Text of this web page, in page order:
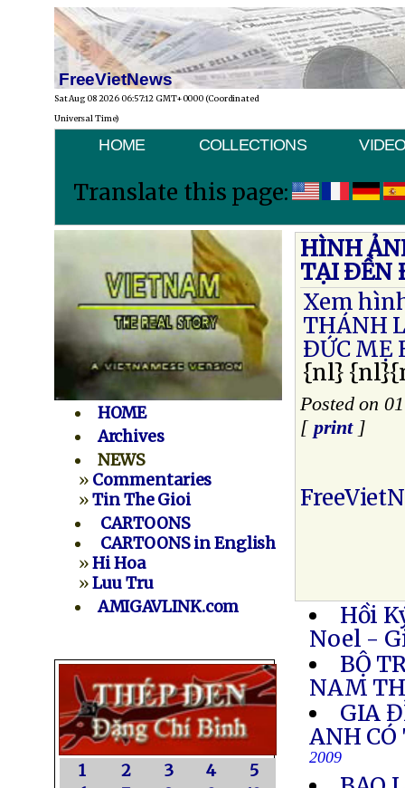
FreeVietNews
Sat Aug 08 2026 06:57:12 GMT+0000 (Coordinated
Universal Time)
HOME COLLECTIONS
Translate this page:
HOME
Archives
NEWS
» Commentaries
»Tin The Gioi
CARTOONS
CARTOONS in English
»Hi Hoa
»Luu Tru
AMIGAVLINK.com
1 2 3 4
5
HÌNH
TẠI ÐỀN
Xem
THÁNH
ÐỨC MẸ
{nl}
Posted on
[ print]
Hồi
Noel -
BỘ
NAM
GIA
ANH
2009